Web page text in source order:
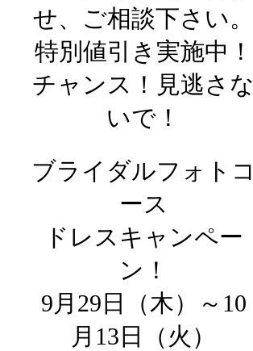
せ、ご相談下さい。
特別値引き実施中！
チャンス！見逃さな
いで！
ブライダルフォトコ
ース
ドレスキャンペー
ン！
9月29日（木）～10
月13日（火）